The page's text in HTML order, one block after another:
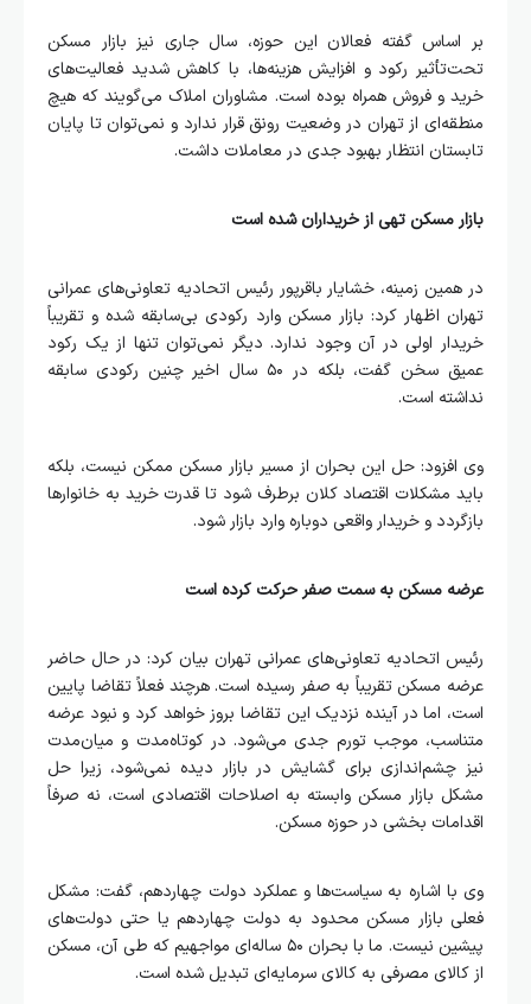
بر اساس گفته فعالان این حوزه، سال جاری نیز بازار مسکن
تحت‌تأثیر رکود و افزایش هزینه‌ها، با کاهش شدید فعالیت‌های
خرید و فروش همراه بوده است. مشاوران املاک می‌گویند که هیچ
منطقه‌ای از تهران در وضعیت رونق قرار ندارد و نمی‌توان تا پایان
تابستان انتظار بهبود جدی در معاملات داشت.
بازار مسکن تهی از خریداران شده است
در همین زمینه، خشایار باقرپور رئیس اتحادیه تعاونی‌های عمرانی
تهران اظهار کرد: بازار مسکن وارد رکودی بی‌سابقه شده و تقریباً
خریدار اولی در آن وجود ندارد. دیگر نمی‌توان تنها از یک رکود
عمیق سخن گفت، بلکه در ۵۰ سال اخیر چنین رکودی سابقه
نداشته است.
وی افزود: حل این بحران از مسیر بازار مسکن ممکن نیست، بلکه
باید مشکلات اقتصاد کلان برطرف شود تا قدرت خرید به خانوارها
بازگردد و خریدار واقعی دوباره وارد بازار شود.
عرضه مسکن به سمت صفر حرکت کرده است
رئیس اتحادیه تعاونی‌های عمرانی تهران بیان کرد: در حال حاضر
عرضه مسکن تقریباً به صفر رسیده است. هرچند فعلاً تقاضا پایین
است، اما در آینده نزدیک این تقاضا بروز خواهد کرد و نبود عرضه
متناسب، موجب تورم جدی می‌شود. در کوتاه‌مدت و میان‌مدت
نیز چشم‌اندازی برای گشایش در بازار دیده نمی‌شود، زیرا حل
مشکل بازار مسکن وابسته به اصلاحات اقتصادی است، نه صرفاً
اقدامات بخشی در حوزه مسکن.
وی با اشاره به سیاست‌ها و عملکرد دولت چهاردهم، گفت: مشکل
فعلی بازار مسکن محدود به دولت چهاردهم یا حتی دولت‌های
پیشین نیست. ما با بحران ۵۰ ساله‌ای مواجهیم که طی آن، مسکن
از کالای مصرفی به کالای سرمایه‌ای تبدیل شده است.